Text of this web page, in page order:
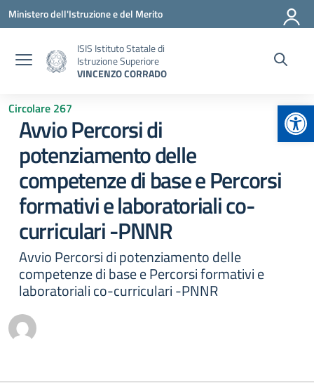
Vai ai contenuti
Vai al menu di navigazione
Vai al footer
Ministero dell'Istruzione e del Merito
ISIS Istituto Statale di
Istruzione Superiore
VINCENZO CORRADO
Circolare 267
Avvio Percorsi di
potenziamento delle
competenze di base e Percorsi
formativi e laboratoriali co-
curriculari -PNNR
Avvio Percorsi di potenziamento delle
competenze di base e Percorsi formativi e
laboratoriali co-curriculari -PNNR